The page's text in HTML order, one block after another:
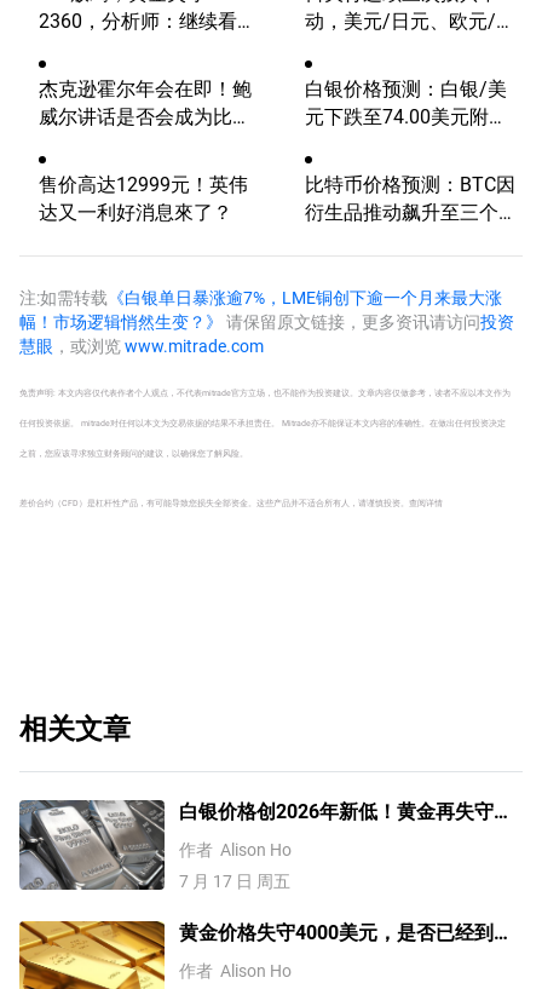
2360，分析师：继续看
动，美元/日元、欧元/美
术分析
杰克逊霍尔年会在即！鲍
威尔讲话是否会成为比特
白银价格预测：白银/美
元下跌至74.00美元附
售价高达12999元！英伟
达又一利好消息來了？
比特币价格预测：BTC因
衍生品推动飙升至三个月
注:如需转载 《白银单日暴涨逾7%，LME铜创下逾一个月来最大涨
幅！市场逻辑悄然生变？》 请保留原文链接，更多资讯请访问投资
慧眼 ，或浏览www.mitrade.com
免责声明: 本文内容仅代表作者个人观点，不代表mitrade官方立场，也不能作为投资建议。文章内容仅做参考，读者不应以本文作为
任何投资依据。 mitrade对任何以本文为交易依据的结果不承担责任。 Mitrade亦不能保证本文内容的准确性。在做出任何投资决定
之前，您应该寻求独立财务顾问的建议，以确保您了解风险。
差价合约（CFD）是杠杆性产品，有可能导致您损失全部资金。这些产品并不适合所有人，请谨慎投资。 查阅详情
相关文章
白银价格创2026年新低！黄金再失守
4000美元关口，何时才能反弹？
作者 Alison Ho
7 月 17 日 周五
黄金价格失守4000美元，是否已经到
底？分析师这样说
作者 Alison Ho